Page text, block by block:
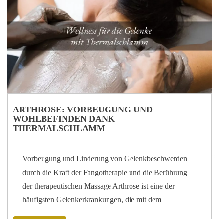
authentischer Ausdruck einer einzigartigen Landschaft.
Die Herkunftsbezeichnungen DOC (Denominazione di
Origine Controllata) und DOCG (Denominazione di
Origine Controllata e Garantita) – Qualitätssiegel für
Weine aus eng begrenzten Gebieten, die nach strengen
Regeln erzeugt werden, wobei die DOCG…
ARTHROSE: VORBEUGUNG UND
WOHLBEFINDEN DANK
THERMALSCHLAMM
Vorbeugung und Linderung von Gelenkbeschwerden
durch die Kraft der Fangotherapie und die Berührung
der therapeutischen Massage Arthrose ist eine der
häufigsten Gelenkerkrankungen, die mit dem